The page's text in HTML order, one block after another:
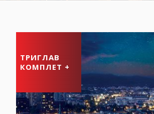
ТРИГЛАВ
КОМПЛЕТ +